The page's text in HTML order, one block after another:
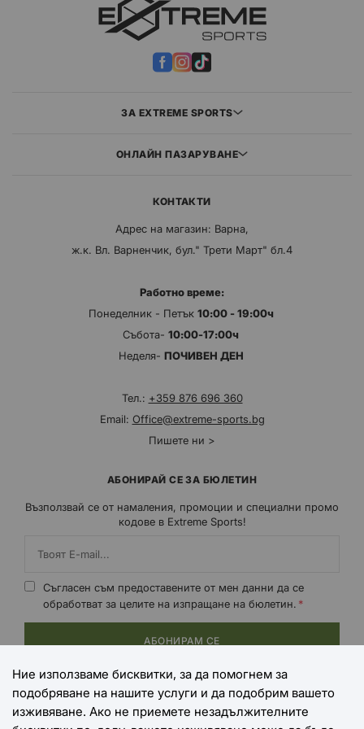
ЗА EXTREME SPORTS
ОНЛАЙН ПАЗАРУВАНЕ
КОНТАКТИ
Адрес на магазин: Варна,
ж.к. Вл. Варненчик, бул." Трети Март" бл.4
Работно време:
Понеделник - Петък 10:00 - 19:00ч
Събота- 10:00-17:00ч
Неделя- ПОЧИВЕН ДЕН
Тел.: +359 876 696 360
Email: Office@extreme-sports.bg
Пишете ни >
АБОНИРАЙ СЕ ЗА БЮЛЕТИН
Възползвай се от намаления, промоции и специални промо
кодове в Extreme Sports!
Съгласен съм предоставените от мен данни да се
обработват за целите на изпращане на бюлетин.
АБОНИРАМ СЕ
НАЧИНИ НА ПЛАЩАНЕ
Ние използваме бисквитки, за да помогнем за
подобряване на нашите услуги и да подобрим вашето
изживяване. Ако не приемете незадължителните